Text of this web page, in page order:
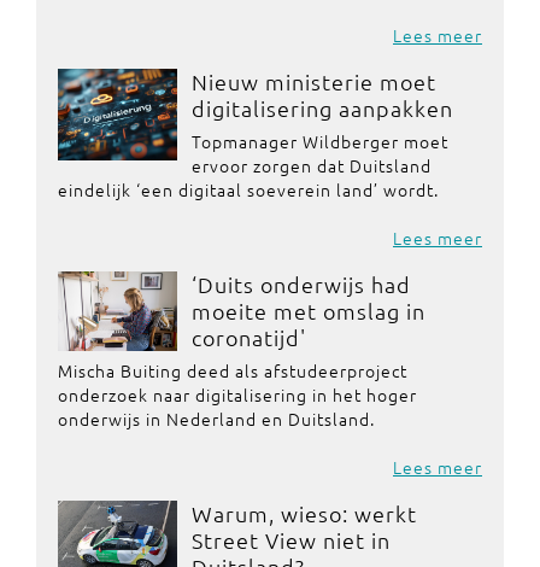
Lees meer
Nieuw ministerie moet
digitalisering aanpakken
Topmanager Wildberger moet
ervoor zorgen dat Duitsland
eindelijk ‘een digitaal soeverein land’ wordt.
Lees meer
‘Duits onderwijs had
moeite met omslag in
coronatijd'
Mischa Buiting deed als afstudeerproject
onderzoek naar digitalisering in het hoger
onderwijs in Nederland en Duitsland.
Lees meer
Warum, wieso: werkt
Street View niet in